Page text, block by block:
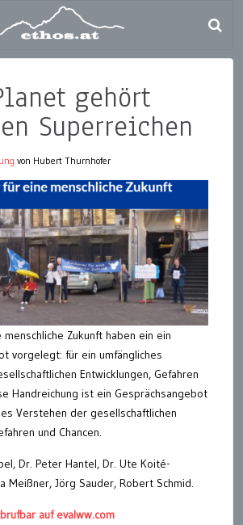
gehört
Superreichen
von Hubert Thurnhofer
Zukunft haben ein ein
vorgelegt: für ein umfängliches
Entwicklungen, Gefahren
Handreichung ist ein Gesprächsangebot
Verstehen der gesellschaftlichen
und Chancen.
Dr. Peter Hantel, Dr. Ute Koité-
Meißner, Jörg Sauder, Robert Schmid.
auf evalww.com